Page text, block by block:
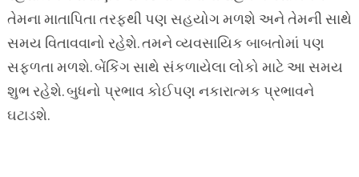
તેમના માતાપિતા તરફથી પણ સહયોગ મળશે અને તેમની સાથે
સમય વિતાવવાનો રહેશે. તમને વ્યવસાયિક બાબતોમાં પણ
સફળતા મળશે. બેંકિંગ સાથે સંકળાયેલા લોકો માટે આ સમય
શુભ રહેશે. બુધનો પ્રભાવ કોઈપણ નકારાત્મક પ્રભાવને
ઘટાડશે.